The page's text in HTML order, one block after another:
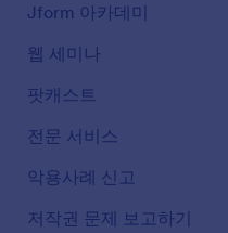
Jform 아카데미
웹 세미나
팟캐스트
전문 서비스
악용사례 신고
저작권 문제 보고하기